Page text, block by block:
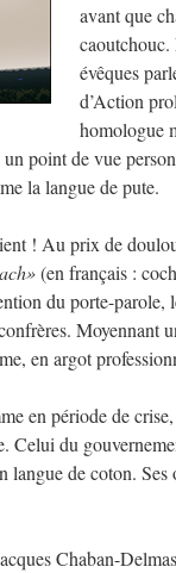
avant que
caoutchouc.
évêques
d’Action
homologue
point de vue
la langue de pute.
! Au prix de
(en français :
du porte-parole,
Moyennant
en argot
en période de
Celui du
de coton.
Chaban-